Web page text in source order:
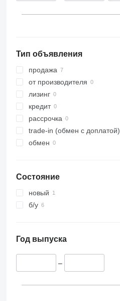
Тип объявления
продажа
от производителя
лизинг
кредит
рассрочка
trade-in (обмен с доплатой)
обмен
Состояние
новый
б/у
Год выпуска
–